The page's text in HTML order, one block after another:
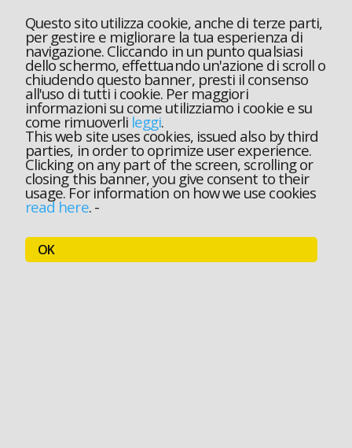
Questo sito utilizza cookie, anche di terze parti,
per gestire e migliorare la tua esperienza di
navigazione. Cliccando in un punto qualsiasi
dello schermo, effettuando un'azione di scroll o
chiudendo questo banner, presti il consenso
all'uso di tutti i cookie. Per maggiori
informazioni su come utilizziamo i cookie e su
come rimuoverli leggi.
This web site uses cookies, issued also by third
parties, in order to oprimize user experience.
Clicking on any part of the screen, scrolling or
closing this banner, you give consent to their
usage. For information on how we use cookies
read here.-
OK